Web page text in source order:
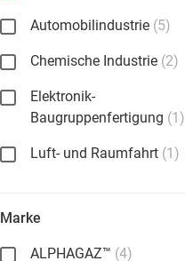
Automobilindustrie (5)
Chemische Industrie (2)
Elektronik-
Baugruppenfertigung (1)
Luft- und Raumfahrt (1)
Marke
ALPHAGAZ™ (4)